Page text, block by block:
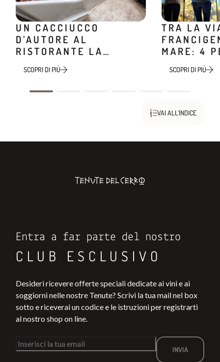
UN CACCIUCCO
D’AUTORE AL
RISTORANTE LA
MINIERA
SCOPRI DI PIÙ
TRA LA
MARE: 4
SCOPRI DI PIÙ
VAI ALL’INDICE
Entra a far parte del nostro
CLUB ESCLUSIVO
Desideri ricevere offerte speciali dedicate ai vini e ai
soggiorni nelle nostre Tenute? Scrivi la tua mail nel box
sotto e riceverai un codice e le istruzioni per registrarti
al nostro shop on line.